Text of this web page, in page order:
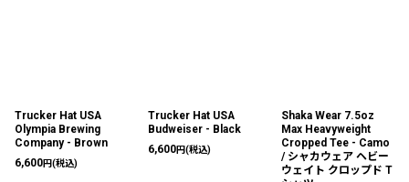
Trucker Hat USA
Olympia Brewing
Company - Brown
6,600円(税込)
Trucker Hat USA
Budweiser - Black
6,600円(税込)
Shaka Wear 7.5oz
Max Heavyweight
Cropped Tee - Camo
/ シャカウェア ヘビー
ウェイト クロップド T